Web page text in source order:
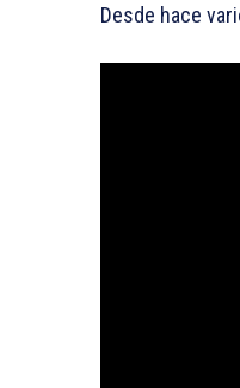
Desde hace